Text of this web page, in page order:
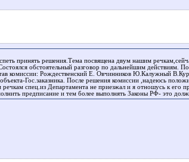
принять решения.Тема посвящена двум нашим
обстоятельный разговор по дальнейшим действиям.
комиссии: Рождественский Е. Овчинников Ю.Калужный
Гос.заказника. После решения комиссии ,надеюсь
спец.из Департамента не приезжал и я отношусь к его
предписание и тем более выполнять Законы РФ- это